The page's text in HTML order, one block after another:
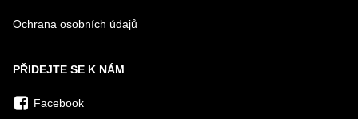
Ochrana osobních údajů
PŘIDEJTE SE K NÁM
Facebook